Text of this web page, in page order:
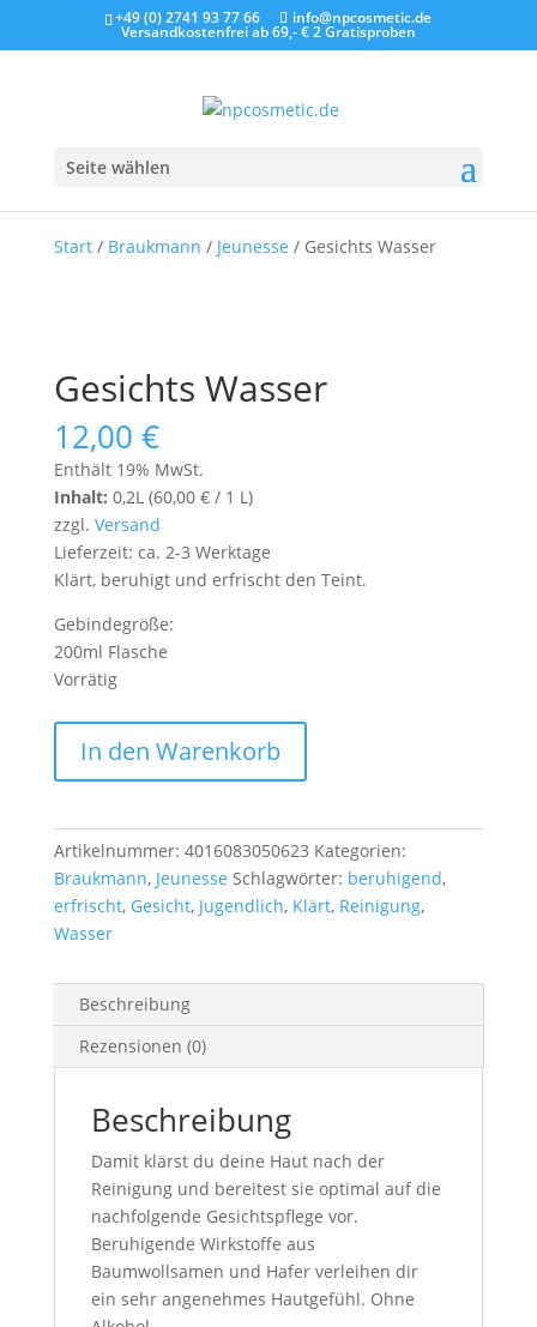
+49 (0) 2741 93 77 66 info@npcosmetic.de
Versandkostenfrei ab 69,- €2 Gratisproben
Seite wählen
Start/ Braukmann / Jeunesse / Gesichts Wasser
Gesichts Wasser
12,00 €
Enthält 19% MwSt.
Inhalt: 0,2L (60,00 €/ 1 L)
zzgl. Versand
Lieferzeit: ca. 2-3 Werktage
Klärt, beruhigt und erfrischt den Teint.
Gebindegröße:
200ml Flasche
Vorrätig
Wasser
Menge
In den Warenkorb
Artikelnummer: 4016083050623 Kategorien:
Braukmann, Jeunesse Schlagwörter: beruhigend,
erfrischt, Gesicht, Jugendlich, Klärt, Reinigung,
Wasser
Beschreibung
Rezensionen (0)
Beschreibung
Damit klärst du deine Haut nach der
Reinigung und bereitest sie optimal auf die
nachfolgende Gesichtspflege vor.
Beruhigende Wirkstoffe aus
Baumwollsamen und Hafer verleihen dir
ein sehr angenehmes Hautgefühl. Ohne